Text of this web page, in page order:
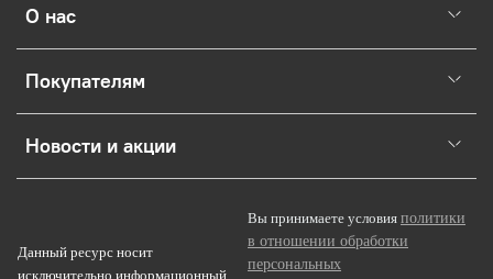
О нас
Покупателям
Новости и акции
Данный ресурс носит
исключительно информационный
Вы принимаете условия политики
в отношении обработки
персональных